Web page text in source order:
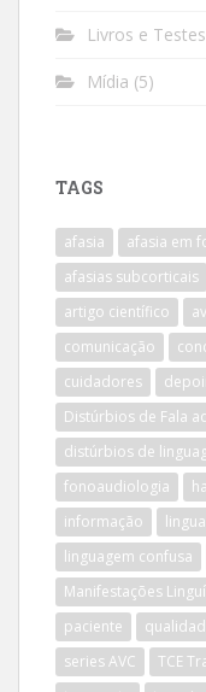
Livros e Testes
Mídia (5)
TAGS
afasia afasia em
afasias subcorticais
artigo científico
comunicação
cuidadores
Distúrbios de Fala
distúrbios de
fonoaudiologia
informação
linguagem confusa
Manifestações
paciente
series AVC
TCE